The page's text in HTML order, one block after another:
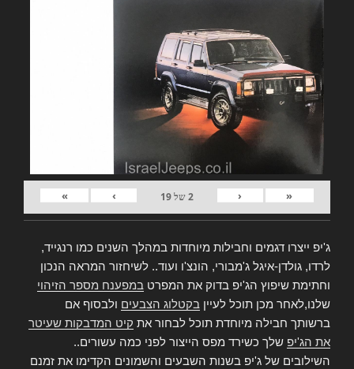
«
‹
2של19
›
»
ג'יפ ייצרו דגמים וחבילות מיוחדות במהלך השנים כמו רנגייד,
לרדו, גולדן-איגל ג'מבורי, הונצ'ו ועוד.. לשיחזור המראה הנכון
וחתימת שיפוץ הג'יפ בדוק את המפרט במפענח מספר הזיהוי
שלנו,לאחר מכן תוכל לעיין בקטלוג הצבעים ולבסוף אם
ברשותך חבילה מיוחדת תוכל לבחור את קיט המדבקות שעיטר
את הג'יפ שלך כשירד מפס הייצור לפני כמה עשורים..
השילובים של ג'יפ בשנות השבעים והשמונים הקדימו את זמנם